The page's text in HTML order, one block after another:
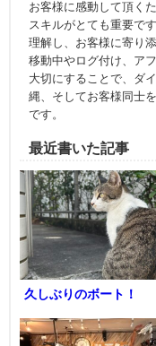
お客様に感動して頂く
スキルがとても重要で
理解し、お客様に寄り
移動中やログ付け、ア
大切にすることで、ダ
縄、そしてお客様同士
です。
最近書いた記事
久しぶりのボート！